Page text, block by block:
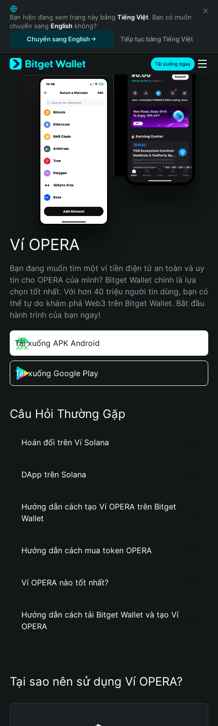
English
日本語
Tiếng Việt
Русский
Español (Latinoamérica)
Türkçe
Italiano
Português (Portugal)
Bahasa Indonesia
Português (Brasil)
Español (Argentina)
Bạn hiện đang xem trang này bằng Tiếng Việt. Bạn có muốn
chuyển sang English không?
Chuyển sang English
Tiếp tục bằng Tiếng Việt
Tải xuống ngay
Ví OPERA
Bạn đang muốn tìm một ví tiền điện tử an toàn và uy
tín cho OPERA của mình? Bitget Wallet chính là lựa
chọn tốt nhất. Với hơn 40 triệu người tin dùng, bạn có
thể tự do khám phá Web3 trên Bitget Wallet. Bắt đầu
hành trình của bạn ngay!
Tải xuống APK Android
Tải xuống Google Play
Câu Hỏi Thường Gặp
Hoán đổi trên Ví Solana
DApp trên Solana
Hướng dẫn cách tạo Ví OPERA trên Bitget
Wallet
Hướng dẫn cách mua token OPERA
Ví OPERA nào tốt nhất?
Hướng dẫn cách tải Bitget Wallet và tạo Ví
OPERA
Tại sao nên sử dụng Ví OPERA?